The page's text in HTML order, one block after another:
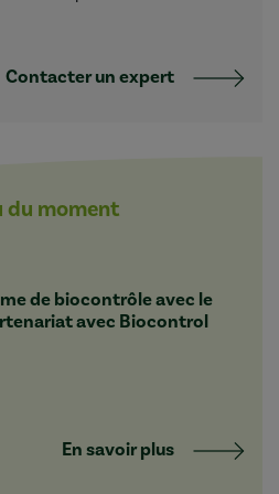
Contacter un expert
du moment
de biocontrôle avec le
avec Biocontrol
En savoir plus